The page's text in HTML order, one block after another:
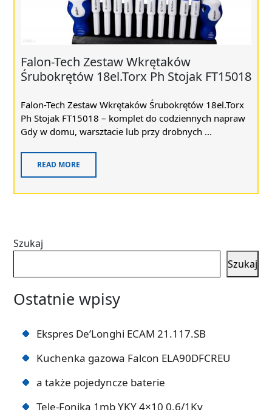
Falon-Tech Zestaw Wkrętaków
Śrubokrętów 18el.Torx Ph Stojak FT15018
Falon-Tech Zestaw Wkrętaków Śrubokrętów 18el.Torx
Ph Stojak FT15018 – komplet do codziennych napraw
Gdy w domu, warsztacie lub przy drobnych ...
READ MORE
Szukaj
Szukaj
Ostatnie wpisy
Ekspres De’Longhi ECAM 21.117.SB
Kuchenka gazowa Falcon ELA90DFCREU
a także pojedyncze baterie
Tele-Fonika 1mb YKY 4×10 0,6/1Kv